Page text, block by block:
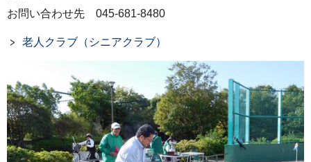
お問い合わせ先 045-681-8480
老人クラブ（シニアクラブ）